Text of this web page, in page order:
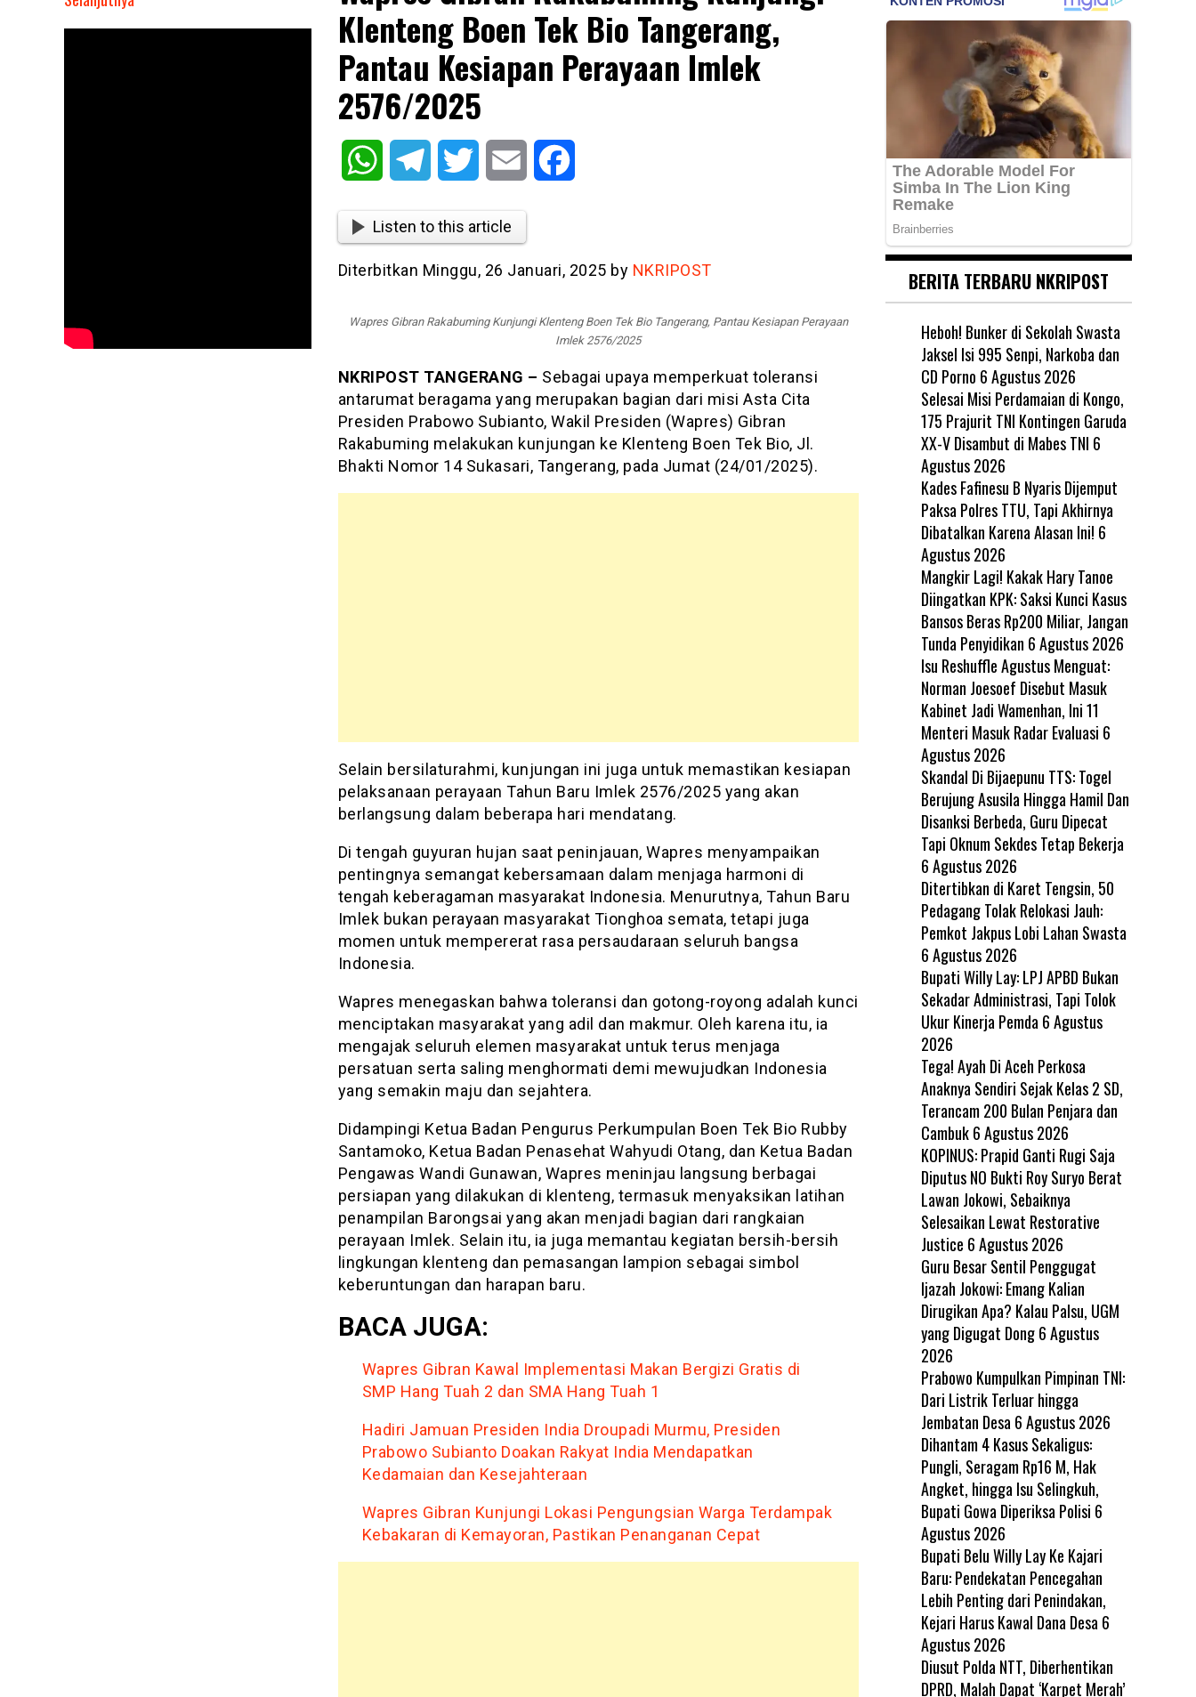
Klenteng Boen Tek Bio Tangerang,
Pantau Kesiapan Perayaan Imlek
2576/2025
WhatsAppTelegram Twitter Email
Listen to this article
Diterbitkan Minggu, 26 Januari, 2025 by NKRIPOST
Wapres Gibran Rakabuming Kunjungi Klenteng Boen Tek Bio Tangerang, Pantau Kesiapan Perayaan
Imlek 2576/2025
NKRIPOST TANGERANG – Sebagai upaya memperkuat toleransi
antarumat beragama yang merupakan bagian dari misi Asta Cita
Presiden Prabowo Subianto, Wakil Presiden (Wapres) Gibran
Rakabuming melakukan kunjungan ke Klenteng Boen Tek Bio, Jl.
Bhakti Nomor 14 Sukasari, Tangerang, pada Jumat (24/01/2025).
Selain bersilaturahmi, kunjungan ini juga untuk memastikan kesiapan
pelaksanaan perayaan Tahun Baru Imlek 2576/2025 yang akan
berlangsung dalam beberapa hari mendatang.
Di tengah guyuran hujan saat peninjauan, Wapres menyampaikan
pentingnya semangat kebersamaan dalam menjaga harmoni di
tengah keberagaman masyarakat Indonesia. Menurutnya, Tahun Baru
Imlek bukan perayaan masyarakat Tionghoa semata, tetapi juga
momen untuk mempererat rasa persaudaraan seluruh bangsa
Indonesia.
Wapres menegaskan bahwa toleransi dan gotong-royong adalah kunci
menciptakan masyarakat yang adil dan makmur. Oleh karena itu, ia
mengajak seluruh elemen masyarakat untuk terus menjaga
persatuan serta saling menghormati demi mewujudkan Indonesia
yang semakin maju dan sejahtera.
Didampingi Ketua Badan Pengurus Perkumpulan Boen Tek Bio Rubby
Santamoko, Ketua Badan Penasehat Wahyudi Otang, dan Ketua Badan
Pengawas Wandi Gunawan, Wapres meninjau langsung berbagai
persiapan yang dilakukan di klenteng, termasuk menyaksikan latihan
penampilan Barongsai yang akan menjadi bagian dari rangkaian
perayaan Imlek. Selain itu, ia juga memantau kegiatan bersih-bersih
lingkungan klenteng dan pemasangan lampion sebagai simbol
keberuntungan dan harapan baru.
BACA JUGA:
Wapres Gibran Kawal Implementasi Makan Bergizi Gratis di
SMP Hang Tuah 2 dan SMA Hang Tuah 1
Hadiri Jamuan Presiden India Droupadi Murmu, Presiden
Prabowo Subianto Doakan Rakyat India Mendapatkan
Kedamaian dan Kesejahteraan
Wapres Gibran Kunjungi Lokasi Pengungsian Warga Terdampak
Kebakaran di Kemayoran, Pastikan Penanganan Cepat
BERITA TERBARU NKRIPOST
Heboh! Bunker di Sekolah Swasta
Jaksel Isi 995 Senpi, Narkoba dan
CD Porno 6 Agustus 2026
Selesai Misi Perdamaian di Kongo,
175 Prajurit TNI Kontingen Garuda
XX-V Disambut di Mabes TNI 6
Agustus 2026
Kades Fafinesu B Nyaris Dijemput
Paksa Polres TTU, Tapi Akhirnya
Dibatalkan Karena Alasan Ini! 6
Agustus 2026
Mangkir Lagi! Kakak Hary Tanoe
Diingatkan KPK: Saksi Kunci Kasus
Bansos Beras Rp200 Miliar, Jangan
Tunda Penyidikan 6 Agustus 2026
Isu Reshuffle Agustus Menguat:
Norman Joesoef Disebut Masuk
Kabinet Jadi Wamenhan, Ini 11
Menteri Masuk Radar Evaluasi 6
Agustus 2026
Skandal Di Bijaepunu TTS: Togel
Berujung Asusila Hingga Hamil Dan
Disanksi Berbeda, Guru Dipecat
Tapi Oknum Sekdes Tetap Bekerja
6 Agustus 2026
Ditertibkan di Karet Tengsin, 50
Pedagang Tolak Relokasi Jauh:
Pemkot Jakpus Lobi Lahan Swasta
6 Agustus 2026
Bupati Willy Lay: LPJ APBD Bukan
Sekadar Administrasi, Tapi Tolok
Ukur Kinerja Pemda 6 Agustus
2026
Tega! Ayah Di Aceh Perkosa
Anaknya Sendiri Sejak Kelas 2 SD,
Terancam 200 Bulan Penjara dan
Cambuk 6 Agustus 2026
KOPINUS: Prapid Ganti Rugi Saja
Diputus NO Bukti Roy Suryo Berat
Lawan Jokowi, Sebaiknya
Selesaikan Lewat Restorative
Justice 6 Agustus 2026
Guru Besar Sentil Penggugat
Ijazah Jokowi: Emang Kalian
Dirugikan Apa? Kalau Palsu, UGM
yang Digugat Dong 6 Agustus
2026
Prabowo Kumpulkan Pimpinan TNI:
Dari Listrik Terluar hingga
Jembatan Desa 6 Agustus 2026
Dihantam 4 Kasus Sekaligus:
Pungli, Seragam Rp16 M, Hak
Angket, hingga Isu Selingkuh,
Bupati Gowa Diperiksa Polisi 6
Agustus 2026
Bupati Belu Willy Lay Ke Kajari
Baru: Pendekatan Pencegahan
Lebih Penting dari Penindakan,
Kejari Harus Kawal Dana Desa 6
Agustus 2026
Diusut Polda NTT, Diberhentikan
DPRD, Malah Dapat ‘Karpet Merah’